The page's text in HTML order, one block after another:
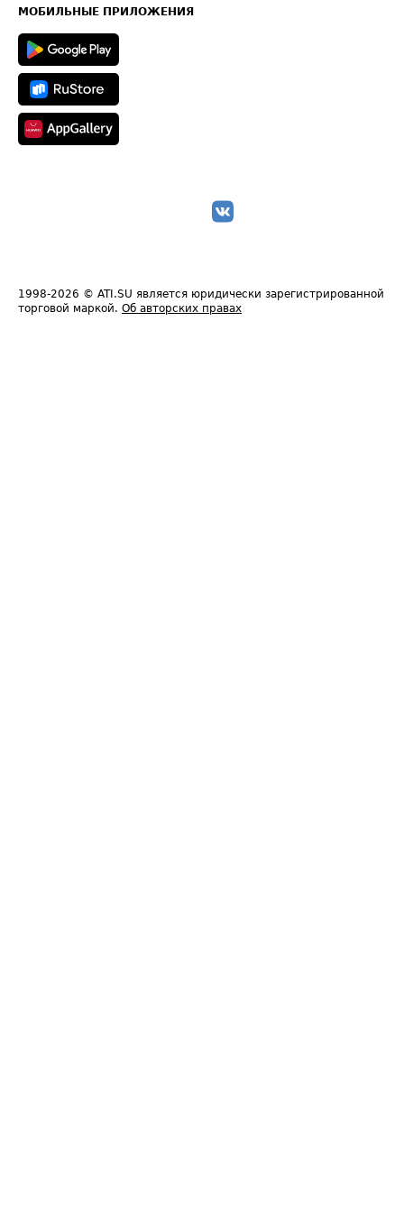
Техническая информация
МОБИЛЬНЫЕ ПРИЛОЖЕНИЯ
1998-2026 © ATI.SU является юридически зарегистрированной
торговой маркой. Об авторских правах